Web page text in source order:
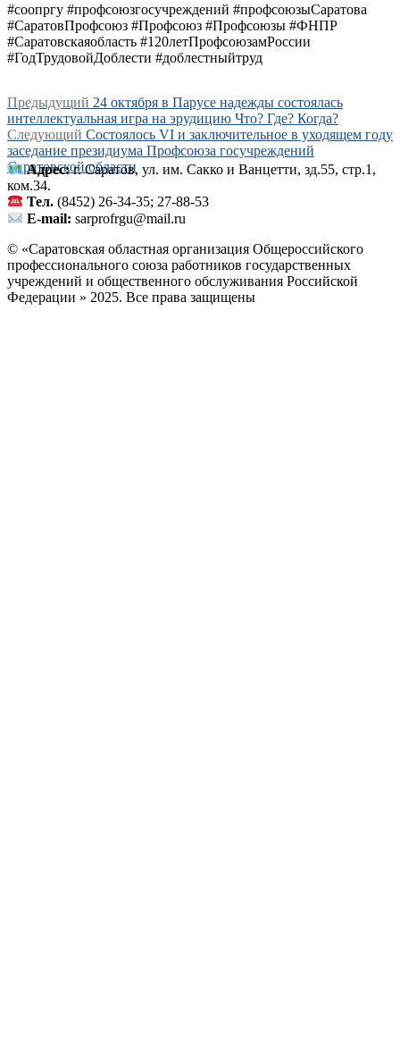
#соопргу #профсоюзгосучреждений #профсоюзыСаратова
#СаратовПрофсоюз #Профсоюз #Профсоюзы #ФНПР
#Саратовскаяобласть #120летПрофсоюзамРоссии
#ГодТрудовойДоблести #доблестныйтруд
Навигация
по
записям
Предыдущий Предыдущая
запись:
24 октября в Парусе надежды состоялась
интеллектуальная игра на эрудицию Что? Где? Когда?
Следующий Следующая
запись:
Состоялось VI и заключительное в уходящем году
заседание президиума Профсоюза госучреждений
Саратовской области
Адрес:г. Саратов, ул. им. Сакко и Ванцетти, зд.55, стр.1,
ком.34.
Тел. (8452) 26-34-35; 27-88-53
E-mail: sarprofrgu@mail.ru
© «Саратовская областная организация Общероссийского
профессионального союза работников государственных
учреждений и общественного обслуживания Российской
Федерации » 2025. Все права защищены